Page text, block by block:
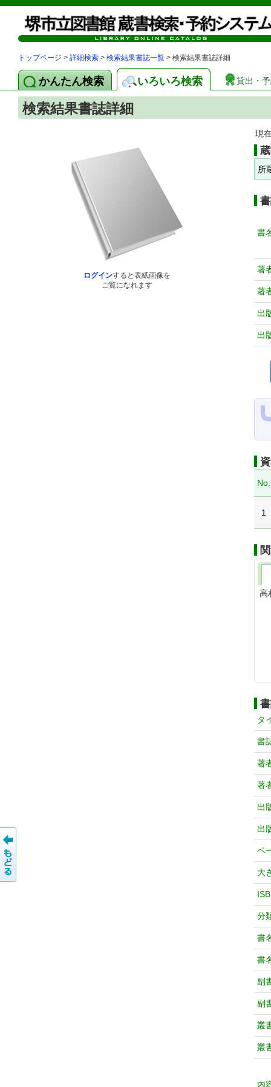
トップページ > 詳細検索 > 検索結果書誌一覧 > 検索結果書誌詳細
かんたん検索 いろいろ検索 貸出・
検索結果書誌詳細
ログインすると表紙画像を
ご覧になれます
現
所
書
著
著
出
出
No.
1
高
タ
書
著
著
出
出
ペ
大
分
書
書
副
副
叢
叢
内